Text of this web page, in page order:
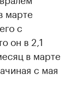
марте
с
он в 2,1
в марте
с мая